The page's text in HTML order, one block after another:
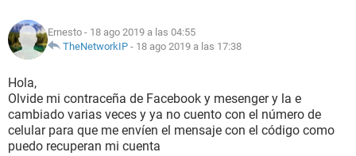
Ernesto - 18 ago 2019 a las 04:55
TheNetworkIP - 18 ago 2019 a las 17:38
Hola,
Olvide mi contraceña de Facebook y mesenger y la e
cambiado varias veces y ya no cuento con el número de
celular para que me envíen el mensaje con el código como
puedo recuperan mi cuenta